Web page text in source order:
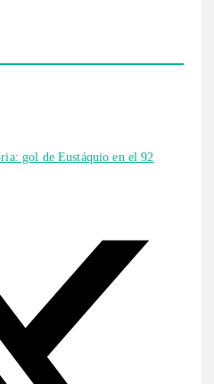
gol de Eustáquio en el 92